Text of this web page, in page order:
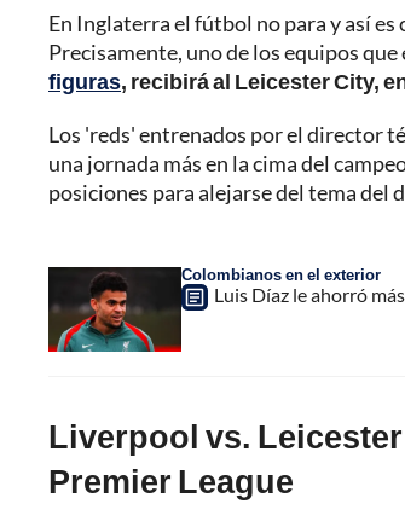
En Inglaterra el fútbol no para y así
Precisamente, uno de los equipos que
figuras, recibirá al Leicester City,
Los 'reds' entrenados por el director
una jornada más en la cima del
posiciones para alejarse del tema del
Colombianos en el exterior
Luis Díaz le ahorró
Liverpool vs.
Premier League